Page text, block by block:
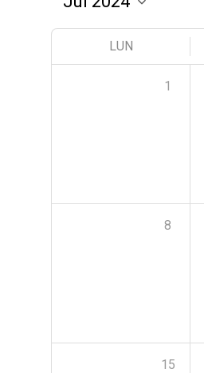
LUN
1
8
15